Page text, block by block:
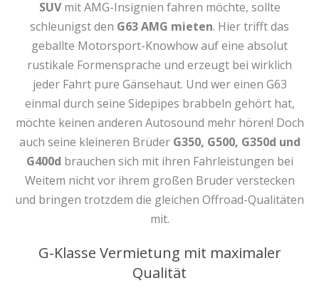
SUVmit AMG-Insignien fahren möchte, sollte
schleunigst den G63 AMG mieten. Hier trifft das
geballte Motorsport-Knowhow auf eine absolut
rustikale Formensprache und erzeugt bei wirklich
jeder Fahrt pure Gänsehaut. Und wer einen G63
einmal durch seine Sidepipes brabbeln gehört hat,
möchte keinen anderen Autosound mehr hören! Doch
auch seine kleineren Brüder G350, G500, G350d und
G400d brauchen sich mit ihren Fahrleistungen bei
Weitem nicht vor ihrem großen Bruder verstecken
und bringen trotzdem die gleichen Offroad-Qualitäten
mit.
G-Klasse Vermietung mit maximaler
Qualität